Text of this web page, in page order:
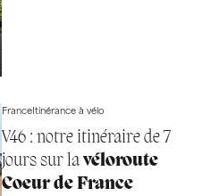
FranceItinérance à vélo
V46 : notre itinéraire de 7
jours sur lavéloroute
Coeur de France